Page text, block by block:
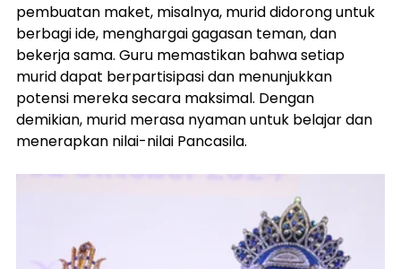
pembuatan maket, misalnya, murid didorong untuk
berbagi ide, menghargai gagasan teman, dan
bekerja sama. Guru memastikan bahwa setiap
murid dapat berpartisipasi dan menunjukkan
potensi mereka secara maksimal. Dengan
demikian, murid merasa nyaman untuk belajar dan
menerapkan nilai-nilai Pancasila.